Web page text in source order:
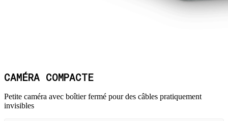
CAMÉRA COMPACTE
Petite caméra avec boîtier fermé pour des câbles pratiquement
invisibles